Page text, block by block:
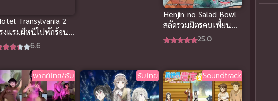
Transylvania 2
งแรมผีหนีไปพักร้อน
ค 2 พากย์ไทย อนิ
6.6
Henjin no Salad Bowl
สลัดรวมมิตรคนเพี้ยน
ซับไทย
25.0
พากย์ไทย/ซับ ซับไทย Soundtrack